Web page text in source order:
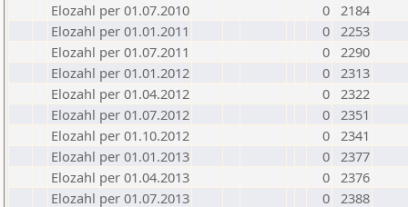
Elozahl per 01.07.2010
0 2184
Elozahl per 01.01.2011
0 2253
Elozahl per 01.07.2011
0 2290
Elozahl per 01.01.2012
0 2313
Elozahl per 01.04.2012
0 2322
Elozahl per 01.07.2012
0 2351
Elozahl per 01.10.2012
0 2341
Elozahl per 01.01.2013
0 2377
Elozahl per 01.04.2013
0 2376
Elozahl per 01.07.2013
0 2388